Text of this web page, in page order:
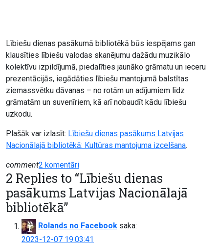
Lībiešu dienas pasākumā bibliotēkā būs iespējams gan
klausīties lībiešu valodas skanējumu dažādu muzikālo
kolektīvu izpildījumā, piedalīties jaunāko grāmatu un ieceru
prezentācijās, iegādāties lībiešu mantojumā balstītas
ziemassvētku dāvanas – no rotām un adījumiem līdz
grāmatām un suvenīriem, kā arī nobaudīt kādu lībiešu
uzkodu.
Plašāk var izlasīt: Lībiešu dienas pasākums Latvijas
Nacionālajā bibliotēkā: Kultūras mantojuma izcelšana.
comment2 komentāripievienoti
Lībiešu
dienas
pasākums
Nacionālajā
bibliotēkā
2 Replies to “Lībiešu dienas
pasākums Latvijas Nacionālajā
bibliotēkā”
Rolands no Facebook saka:
2023-12-07 19:03:41